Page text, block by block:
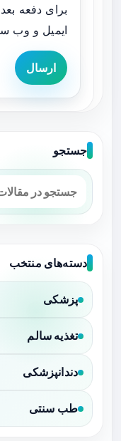
برای دفعه
ایمیل و وب
ارسال
جستجو
دسته‌های منتخب
پزشکی
تغذیه سالم
دندانپزشکی
طب سنتی